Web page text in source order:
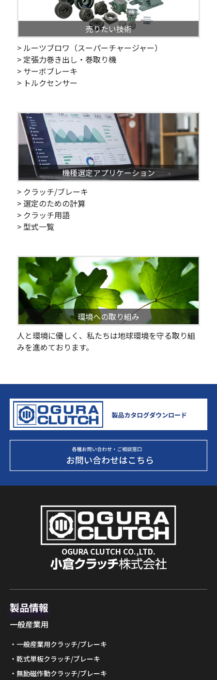
売りたい技術
> ルーツブロワ（スーパーチャージャー）
> 定張力巻き出し・巻取り機
> サーボブレーキ
> トルクセンサー
機種選定アプリケーション
> クラッチ/ブレーキ
> 選定のための計算
> クラッチ用語
> 型式一覧
環境への取り組み
人と環境に優しく、私たちは地球環境を守る取り組
みを進めております。
OGURA CLUTCH CO.,LTD.
製品情報
一般産業用
一般産業用クラッチ/ブレーキ
乾式単板クラッチ/ブレーキ
無励磁作動クラッチ/ブレーキ